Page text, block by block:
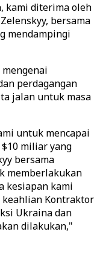
kami diterima oleh
bersama
mendampingi
perdagangan
jalan untuk masa
untuk mencapai
miliar yang
bersama
memberlakukan
kesiapan kami
Kontraktor
Ukraina dan
dilakukan,"